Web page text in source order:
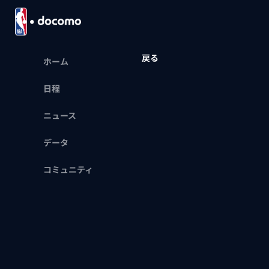
ホーム
日程
ニュース
データ
コミュニティ
戻る